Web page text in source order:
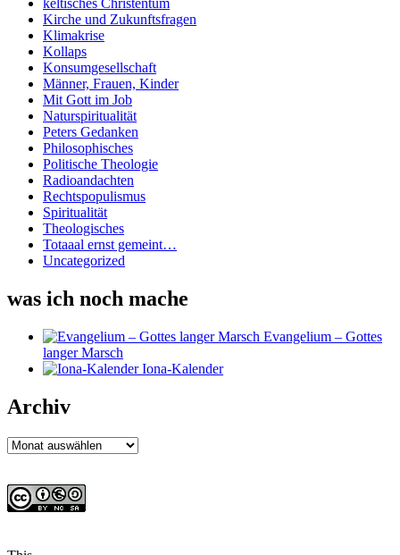
keltisches Christentum
Kirche und Zukunftsfragen
Klimakrise
Kollaps
Konsumgesellschaft
Männer, Frauen, Kinder
Mit Gott im Job
Naturspiritualität
Peters Gedanken
Philosophisches
Politische Theologie
Radioandachten
Rechtspopulismus
Spiritualität
Theologisches
Totaaal ernst gemeint…
Uncategorized
was ich noch mache
Evangelium – Gottes
langer Marsch
Iona-Kalender
Archiv
Archiv